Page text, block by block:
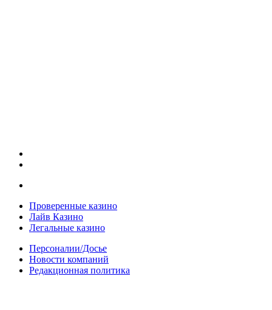
Проверенные казино
Лайв Казино
Легальные казино
Персоналии/Досье
Новости компаний
Редакционная политика